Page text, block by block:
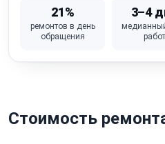
21%
ремонтов в день
обращения
3–4
работ
Стоимость